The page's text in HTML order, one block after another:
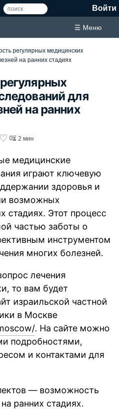
Войти
☰ Меню
регулярных медицинских
на ранних стадиях
для
на ранних
♡ 0⏳ 2 мин
медицинские
играют ключевую
здоровья и
возможных
стадиях. Этот процесс
частью заботы о
инструментом
многих болезней.
лечения
то вам будет
израильской частной
в Москве
. На сайте можно
подробностями,
и контактами для
— возможность
ранних стадиях.